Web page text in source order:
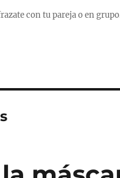
con tu pareja o en